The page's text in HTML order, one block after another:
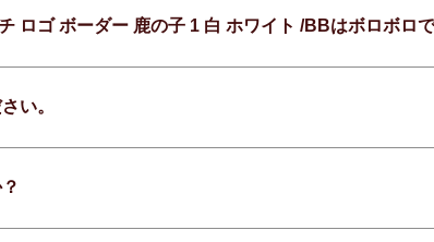
ロゴ ボーダー 鹿の子 1 白 ホワイト /BBはボロボロ
い。